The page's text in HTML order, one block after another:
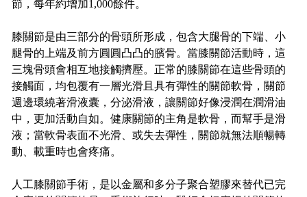
節，每年約增加1,000餘件。
膝關節是由三部分的骨頭所形成，包含大腿骨的下端、小
腿骨的上端及前方圓圓凸凸的臏骨。當膝關節活動時，這
三塊骨頭會相互地接觸擠壓。正常的膝關節在這些骨頭的
接觸面，均包覆有一層光滑且具有彈性的關節軟骨，關節
週邊環繞著滑液囊，分泌滑液，讓關節好像浸潤在潤滑油
中，更加活動自如。健康關節的主角是軟骨，而幫手是滑
液；當軟骨表面不光滑、或失去彈性，關節就無法順暢轉
動、載重時也會疼痛。
人工膝關節手術，是以金屬和多分子聚合塑膠來替代已完